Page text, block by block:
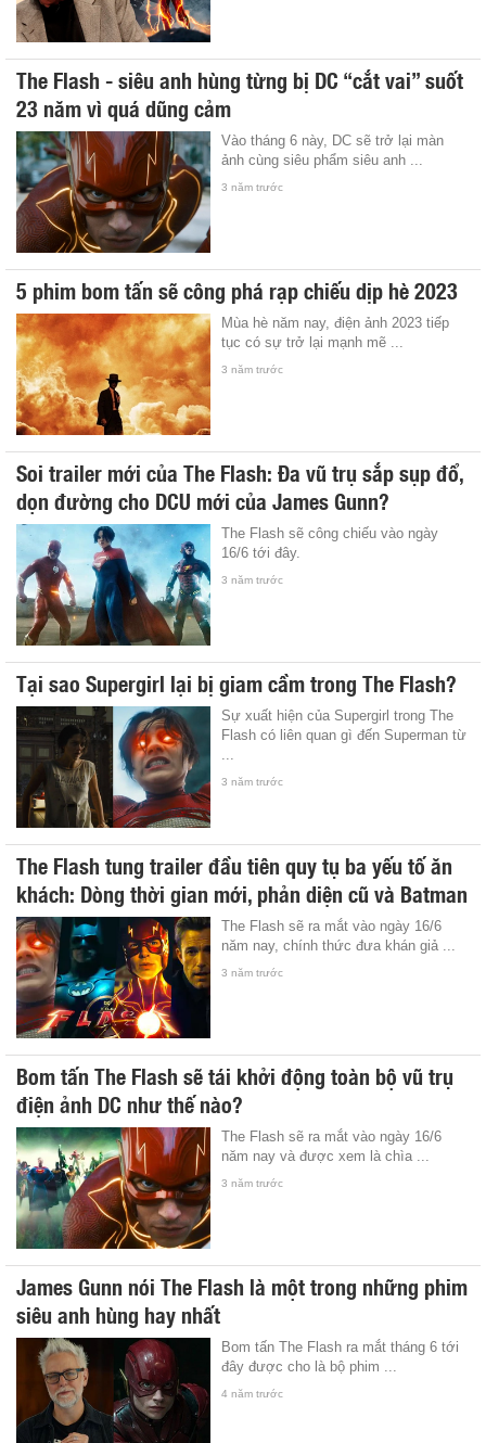
The Flash - siêu anh hùng từng bị DC “cắt vai” suốt
23 năm vì quá dũng cảm
Vào tháng 6 này, DC sẽ trở lại màn
ảnh cùng siêu phẩm siêu anh ...
3 năm trước
5 phim bom tấn sẽ công phá rạp chiếu dịp hè 2023
Mùa hè năm nay, điện ảnh 2023 tiếp
tục có sự trở lại mạnh mẽ ...
3 năm trước
Soi trailer mới của The Flash: Đa vũ trụ sắp sụp đổ,
dọn đường cho DCU mới của James Gunn?
The Flash sẽ công chiếu vào ngày
16/6 tới đây.
3 năm trước
Tại sao Supergirl lại bị giam cầm trong The Flash?
Sự xuất hiện của Supergirl trong The
Flash có liên quan gì đến Superman từ
3 năm trước
The Flash tung trailer đầu tiên quy tụ ba yếu tố ăn
khách: Dòng thời gian mới, phản diện cũ và Batman
The Flash sẽ ra mắt vào ngày 16/6
năm nay, chính thức đưa khán giả ...
3 năm trước
Bom tấn The Flash sẽ tái khởi động toàn bộ vũ trụ
điện ảnh DC như thế nào?
The Flash sẽ ra mắt vào ngày 16/6
năm nay và được xem là chìa ...
3 năm trước
James Gunn nói The Flash là một trong những phim
siêu anh hùng hay nhất
Bom tấn The Flash ra mắt tháng 6 tới
đây được cho là bộ phim ...
4 năm trước